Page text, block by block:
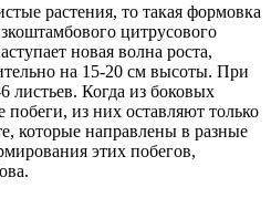
растения, то такая формовка
цитрусового
новая волна роста,
на 15-20 см высоты. При
листьев. Когда из боковых
из них оставляют только
которые направлены в разные
этих побегов,